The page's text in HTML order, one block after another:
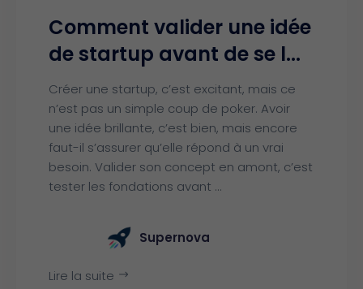
Comment valider une idée
de startup avant de se l...
Créer une startup, c’est excitant, mais ce
n’est pas un simple coup de poker. Avoir
une idée brillante, c’est bien, mais encore
faut-il s’assurer qu’elle répond à un vrai
besoin. Valider son concept en amont, c’est
tester les fondations avant ...
Supernova
Lire la suite